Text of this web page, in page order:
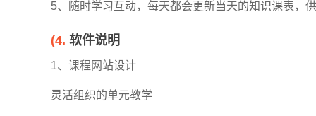
5、随时学习互动，每天都会更新当天的知识课表，
(4. 软件说明
1、课程网站设计
灵活组织的单元教学